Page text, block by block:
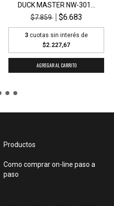
DUCK MASTER NW-301...
$7.859
$6.683
3 cuotas sin interés de
$2.227,67
AGREGAR AL CARRITO
Productos
Como comprar on-line paso a
paso